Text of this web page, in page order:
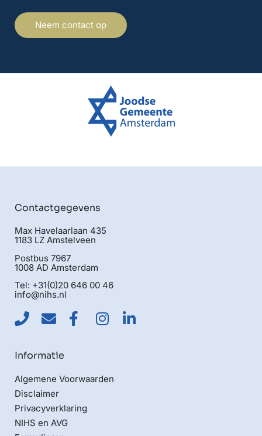
Neem contact op
Contactgegevens
Max Havelaarlaan 435
1183 LZ Amstelveen
Postbus 7967
1008 AD Amsterdam
Tel: +31(0)20 646 00 46
info@nihs.nl
Informatie
Algemene Voorwaarden
Disclaimer
Privacyverklaring
NIHS en AVG